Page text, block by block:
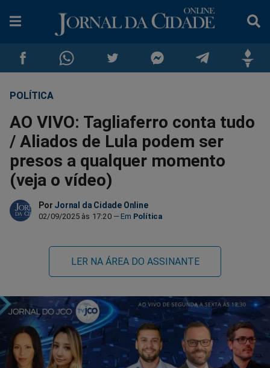
Compartilhar
no
Facebook
Compartilhar
no
Whatsapp
no
Twitter
no
Messenger
no
Telegram
no
POLÍTICA
AO VIVO: Tagliaferro conta tudo
/ Aliados de Lula podem ser
presos a qualquer momento
(veja o vídeo)
Por Jornal da Cidade Online
02/09/2025 às 17:20 Política
LER NA ÁREA DO ASSINANTE